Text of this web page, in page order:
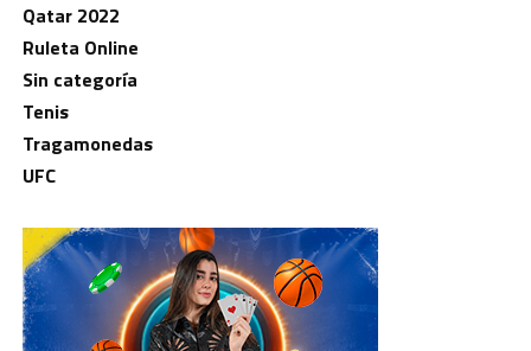
Qatar 2022
Ruleta Online
Sin categoría
Tenis
Tragamonedas
UFC